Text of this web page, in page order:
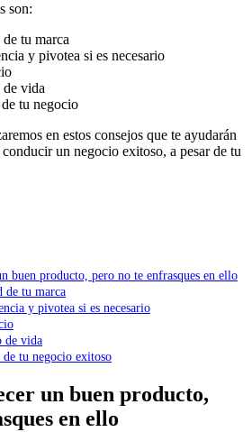
son:
tu marca
y pivotea si es necesario
de vida
tu negocio
en estos consejos que te ayudarán
un negocio exitoso, a pesar de tu
buen producto, pero no te enfrasques en ello
de tu marca
y pivotea si es necesario
de vida
tu negocio exitoso
un buen producto,
en ello